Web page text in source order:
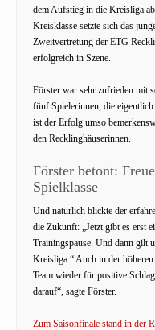
dem Aufstieg in die Kreisliga
Kreisklasse setzte sich das
Zweitvertretung der ETG
erfolgreich in Szene.
Förster war sehr zufrieden mit
fünf Spielerinnen, die
ist der Erfolg umso
den Recklinghäuserinnen.
Förster betont:
Spielklasse
Und natürlich blickte der
die Zukunft: „Jetzt gibt es erst
Trainingspause. Und dann gilt
Kreisliga.“ Auch in der
Team wieder für positive
darauf“, sagte Förster.
Zum Saisonfinale stand in der